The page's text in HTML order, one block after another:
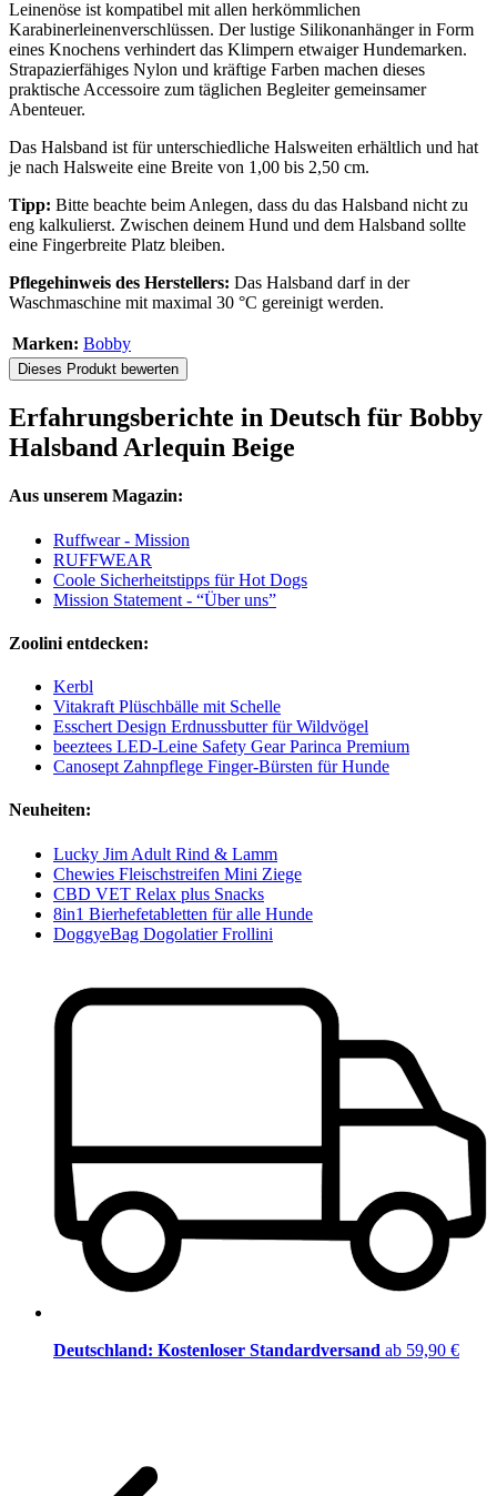
Leinenöse ist kompatibel mit allen herkömmlichen
Karabinerleinenverschlüssen. Der lustige Silikonanhänger in Form
eines Knochens verhindert das Klimpern etwaiger Hundemarken.
Strapazierfähiges Nylon und kräftige Farben machen dieses
praktische Accessoire zum täglichen Begleiter gemeinsamer
Abenteuer.
Das Halsband ist für unterschiedliche Halsweiten erhältlich und hat
je nach Halsweite eine Breite von 1,00 bis 2,50 cm.
Tipp: Bitte beachte beim Anlegen, dass du das Halsband nicht zu
eng kalkulierst. Zwischen deinem Hund und dem Halsband sollte
eine Fingerbreite Platz bleiben.
Pflegehinweis des Herstellers: Das Halsband darf in der
Waschmaschine mit maximal 30 °C gereinigt werden.
Marken: Bobby
Dieses Produkt bewerten
Erfahrungsberichte in Deutsch für Bobby
Halsband Arlequin Beige
Aus unserem Magazin:
Ruffwear - Mission
RUFFWEAR
Coole Sicherheitstipps für Hot Dogs
Mission Statement - “Über uns”
Zoolini entdecken:
Kerbl
Vitakraft Plüschbälle mit Schelle
Esschert Design Erdnussbutter für Wildvögel
beeztees LED-Leine Safety Gear Parinca Premium
Canosept Zahnpflege Finger-Bürsten für Hunde
Neuheiten:
Lucky Jim Adult Rind & Lamm
Chewies Fleischstreifen Mini Ziege
CBD VET Relax plus Snacks
8in1 Bierhefetabletten für alle Hunde
DoggyeBag Dogolatier Frollini
Deutschland: Kostenloser Standardversand ab 59,90 €